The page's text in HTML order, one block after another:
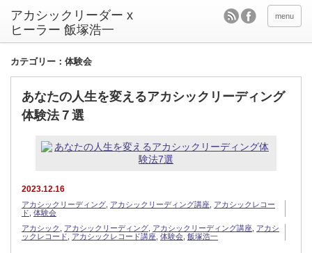
アカシックリーダー x
ヒーラー 飯塚浩一
menu
カテゴリー：体験会
あなたの人生を変えるアカシックリーディング
体験法７選
2023.12.16
アカシックリーディング, アカシックリーディング講座, アカシックレコー
ド, 体験会
アカシック , アカシックリーディング, アカシックリーディング講座, アカシ
ックレコード, アカシックレコード講座, 体験会, 飯塚浩一